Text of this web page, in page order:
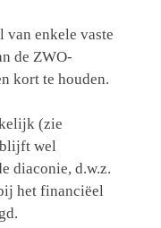
van enkele vaste
de ZWO-
kort te houden.
(zie
blijft wel
diaconie, d.w.z.
het financiëel